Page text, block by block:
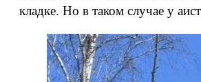
кладке. Но в таком случае у